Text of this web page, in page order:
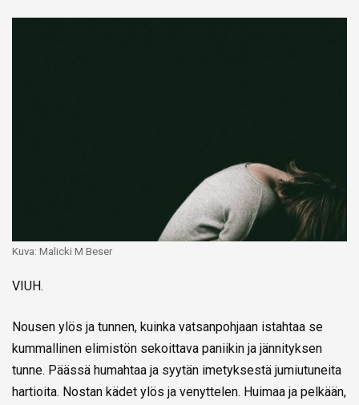
Kuva: Malicki M Beser
VIUH.
Nousen ylös ja tunnen, kuinka vatsanpohjaan istahtaa se
kummallinen elimistön sekoittava paniikin ja jännityksen
tunne. Päässä humahtaa ja syytän imetyksestä jumiutuneita
hartioita. Nostan kädet ylös ja venyttelen. Huimaa ja pelkään,